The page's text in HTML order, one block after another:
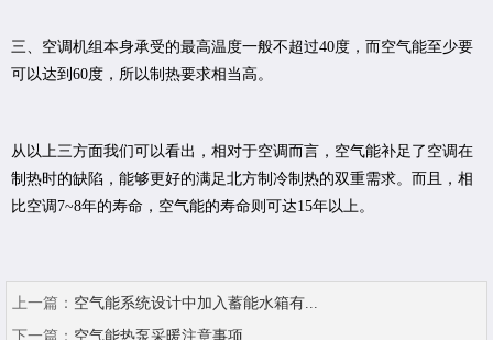
三、空调机组本身承受的最高温度一般不超过40度，而空气能至少要
可以达到60度，所以制热要求相当高。
从以上三方面我们可以看出，相对于空调而言，空气能补足了空调在
制热时的缺陷，能够更好的满足北方制冷制热的双重需求。而且，相
比空调7~8年的寿命，空气能的寿命则可达15年以上。
上一篇： 空气能系统设计中加入蓄能水箱有...
下一篇： 空气能热泵采暖注意事项...